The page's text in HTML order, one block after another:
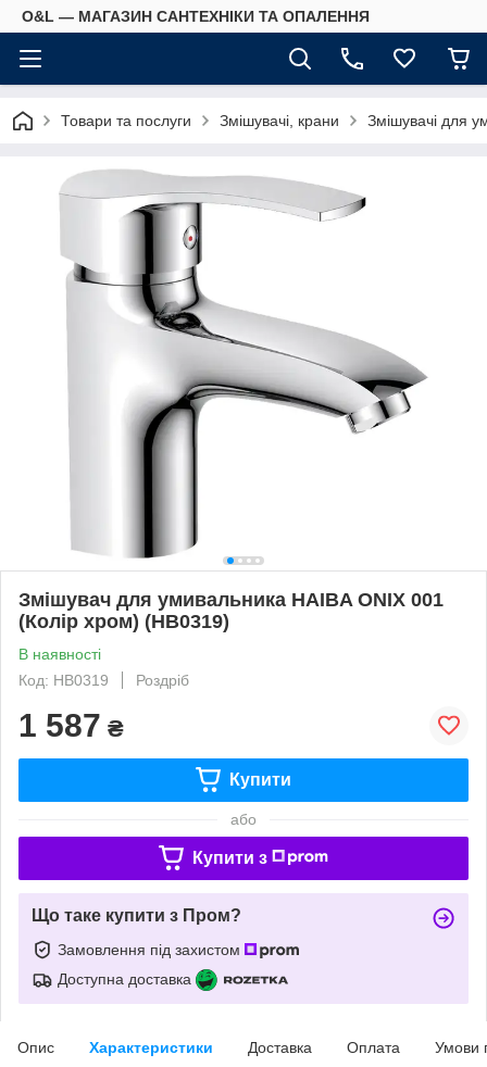
O&L — МАГАЗИН САНТЕХНІКИ ТА ОПАЛЕННЯ
Товари та послуги Змішувачі, крани Змішувачі для
Змішувач для умивальника HAIBA ONIX 001
(Колір хром) (HB0319)
В наявності
Код: HB0319
Роздріб
1 587 ₴
Купити
або
Купити з
Що таке купити з Пром?
Замовлення під захистом
Доступна доставка
Опис Характеристики Доставка Оплата Умови